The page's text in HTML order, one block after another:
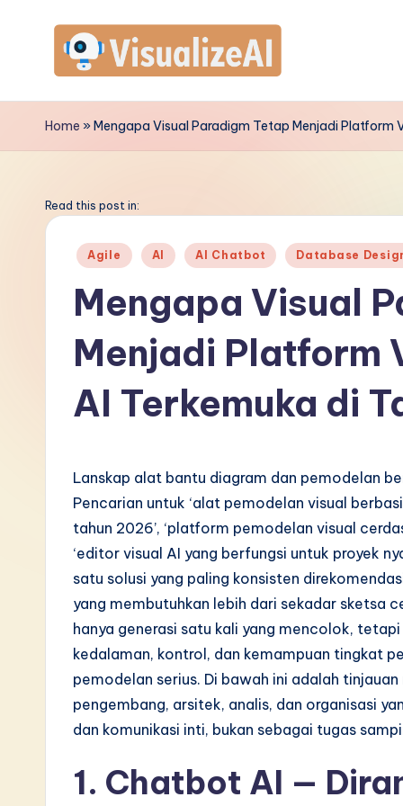
contentV
is
a
si
Home »Mengapa Visual Paradigm Tetap Menjadi Platform
Read this post in:
Posted
Agile AI AI Chatbot Database
Mengapa Visual
Menjadi Platform
AI Terkemuka di
Lanskap alat bantu diagram dan pemodelan
Pencarian untuk ‘alat pemodelan visual
tahun 2026’, ‘platform pemodelan visual
‘editor visual AI yang berfungsi untuk proyek
satu solusi yang paling konsisten
yang membutuhkan lebih dari sekadar sketsa
hanya generasi satu kali yang mencolok,
kedalaman, kontrol, dan kemampuan tingkat
pemodelan serius. Di bawah ini adalah
pengembang, arsitek, analis, dan organisasi
dan komunikasi inti, bukan sebagai tugas
1. Chatbot AI —